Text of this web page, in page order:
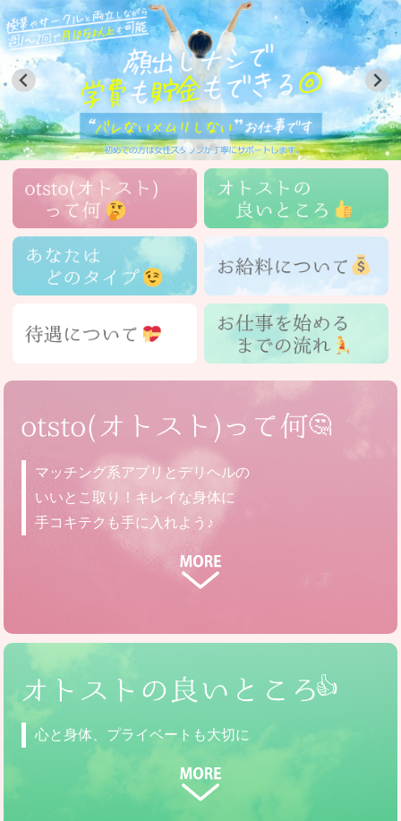
🤔
マッチング系アプリとデリヘルの
いいとこ取り！キレイな身体に
手コキテクも手に入れよう♪
す。他のフーゾク店とは違い、ソフトなサービス(フェ
ラ、素股、指入れなどの粘膜接触なし)なので、病気の心
レッチ系･トレーニングジム系でのお仕事経験があった
り、学生の頃に部活やサークル等でのスポーツ経験があ
ったり、身体を動かすのが大好き！って方ならどなたで
👍
心と身体、プライベートも大切に